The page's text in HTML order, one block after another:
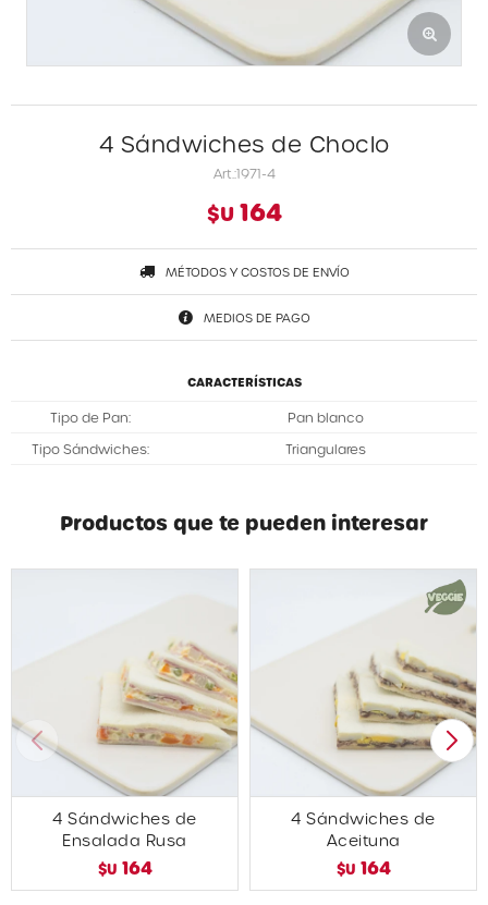
4 Sándwiches de Choclo
1971-4
$U 164
MÉTODOS Y COSTOS DE ENVÍO
MEDIOS DE PAGO
CARACTERÍSTICAS
Tipo de Pan Pan blanco
Tipo Sándwiches Triangulares
Productos que te pueden interesar
4 Sándwiches de
Ensalada Rusa
$U 164
4 Sándwiches de
Aceituna
$U 164